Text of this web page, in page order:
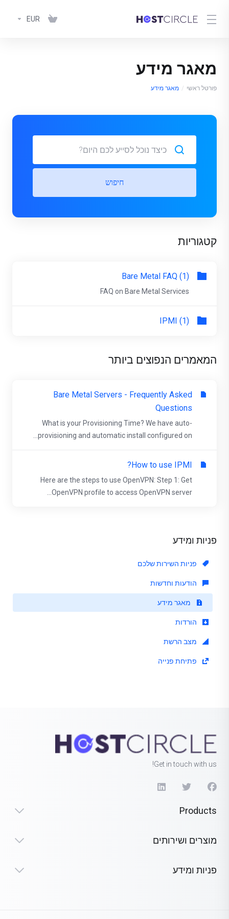
EUR
מאגר מידע
פורטל ראשי מאגר מידע
פניות ומידע
פניות השירות שלכם
הודעות וחדשות
מאגר מידע
הורדות
מצב הרשת
פתיחת פנייה
חיפוש
קטגוריות
Bare Metal FAQ (1)
FAQ on Bare Metal Services
IPMI (1)
המאמרים הנפוצים ביותר
Bare Metal Servers - Frequently Asked
Questions
What is your Provisioning Time? We have auto-
provisioning and automatic install configured on...
How to use IPMI?
Here are the steps to use OpenVPN: Step 1: Get
OpenVPN profile to access OpenVPN server...
Get in touch with us!
Products
מוצרים ושירותים
פניות ומידע